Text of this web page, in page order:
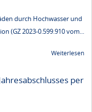
durch Hochwasser und
(GZ 2023-0.599.910 vom...
Weiterlesen
per